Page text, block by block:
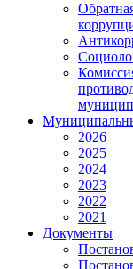
2026
2025
2024
2023
2022
2021
Документы